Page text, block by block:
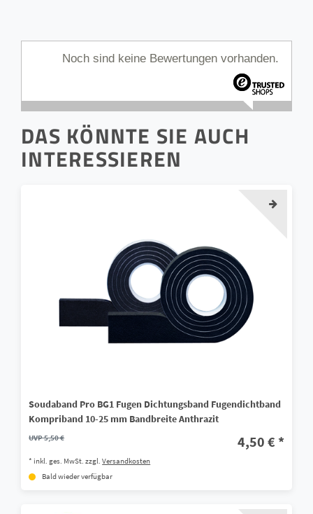
Noch sind keine Bewertungen vorhanden.
DAS KÖNNTE SIE AUCH
INTERESSIEREN
Soudaband Pro BG1 Fugen Dichtungsband Fugendichtband
Kompriband 10-25 mm Bandbreite Anthrazit
UVP 5,50 € 4,50 € *
*inkl. ges. MwSt. zzgl.Versandkosten
Bald wieder verfügbar